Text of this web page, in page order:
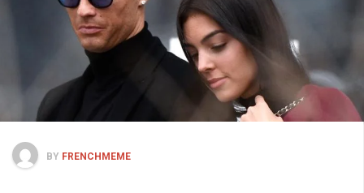
BY FRENCHMEME